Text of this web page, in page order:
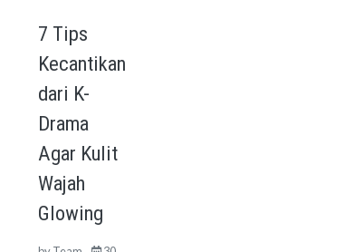
7 Tips
Kecantikan
dari K-
Drama
Agar Kulit
Wajah
Glowing